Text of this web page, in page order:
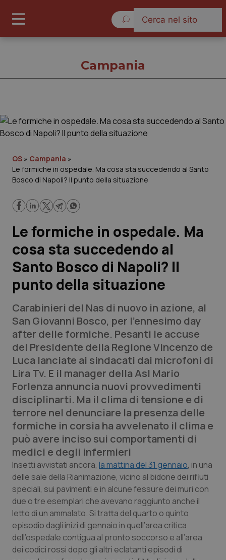
Governo e Parlamento
Regioni e Asl
Lavoro e Professioni
Scienza e Farmaci
Studi e Analisi
Lettere al direttore
Edizioni Regionali
QS Pro
Professionisti Sanitari.AI
Abruzzo
Basilicata
Calabria
Campania
Emilia-Romagna
Friuli Venezia Giulia
QS Pro Gold
Artrite & artrosi
Asma & BPCO
Car-T
Colesterolo & coronaropatie
Dermatite Atopica
QS Club Newsletter
Campania
QS » Campania »
Le formiche in ospedale. Ma cosa sta succedendo al Santo
Bosco di Napoli? Il punto della situazione
Le formiche in ospedale. Ma
cosa sta succedendo al
Santo Bosco di Napoli? Il
punto della situazione
Carabinieri del Nas di nuovo in azione, al
San Giovanni Bosco, per l’ennesimo day
after delle formiche. Pesanti le accuse
del Presidente della Regione Vincenzo de
Luca lanciate ai sindacati dai microfoni di
Lira Tv. E il manager della Asl Mario
Forlenza annuncia nuovi provvedimenti
disciplinarti. Ma il clima di tensione e di
terrore nel denunciare la presenza delle
formiche in corsia ha avvelenato il clima e
può avere inciso sui comportamenti di
medici e degli infermieri
Insetti avvistati ancora, la mattina del 31 gennaio, in una
delle sale della Rianimazione, vicino al bidone dei rifiuti
speciali, sui pavimenti e in alcune fessure dei muri con
due o tre esemplari che avevano raggiunto anche il
letto di un ammalato. Si tratta del quarto o quinto
episodio dagli inizi di gennaio in quell’area critica
dell’ospedale contigua al pronto soccorso e all’area
dei codici rossi dopo gli altri eclatanti episodi di